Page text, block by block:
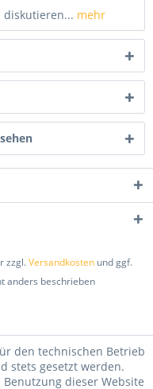
diskutieren... mehr
zzgl.Versandkosten und ggf.
anders beschrieben
den technischen Betrieb
stets gesetzt werden.
dieser Website